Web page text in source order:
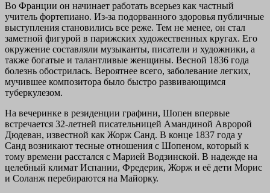
Во Франции он начинает работать всерьез как частный
учитель фортепиано. Из-за подорванного здоровья публичные
выступления становились все реже. Тем не менее, он стал
заметной фигурой в парижских художественных кругах. Его
окружение составляли музыканты, писатели и художники, а
также богатые и талантливые женщины. Весной 1836 года
болезнь обострилась. Вероятнее всего, заболевание легких,
мучившее композитора было быстро развивающимся
туберкулезом.
На вечеринке в резиденции графини, Шопен впервые
встречается 32-летней писательницей Амандиной Авророй
Дюдеван, известной как Жорж Санд. В конце 1837 года у
Санд возникают тесные отношения с Шопеном, который к
тому времени расстался с Марией Водзинской. В надежде на
целебный климат Испании, Фредерик, Жорж и её дети Морис
и Соланж перебираются на Майорку.